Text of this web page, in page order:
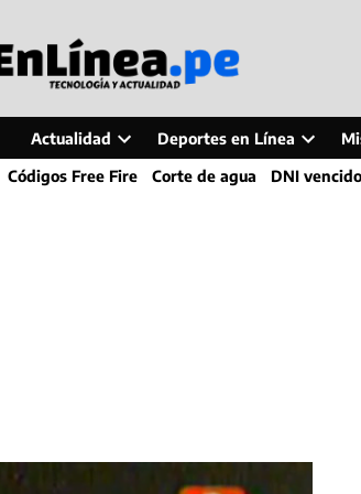
Actualidad
Open
dropdown
Deportes en Línea
Open
dropdown
Códigos Free Fire Corte de agua DNI vencido